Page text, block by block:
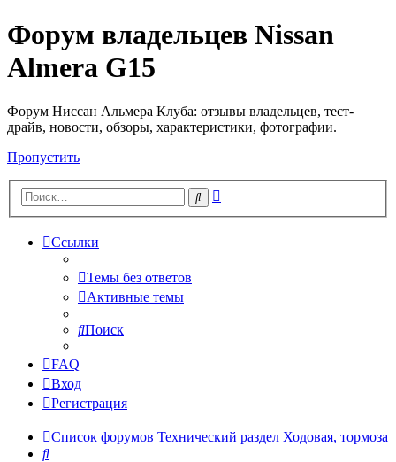
Форум владельцев Nissan
Almera G15
Форум Ниссан Альмера Клуба: отзывы владельцев, тест-
драйв, новости, обзоры, характеристики, фотографии.
Пропустить
Поиск
Ссылки
Темы без ответов
Активные темы
Поиск
FAQ
Вход
Регистрация
Список форумов Технический раздел Ходовая, тормоза
Поиск